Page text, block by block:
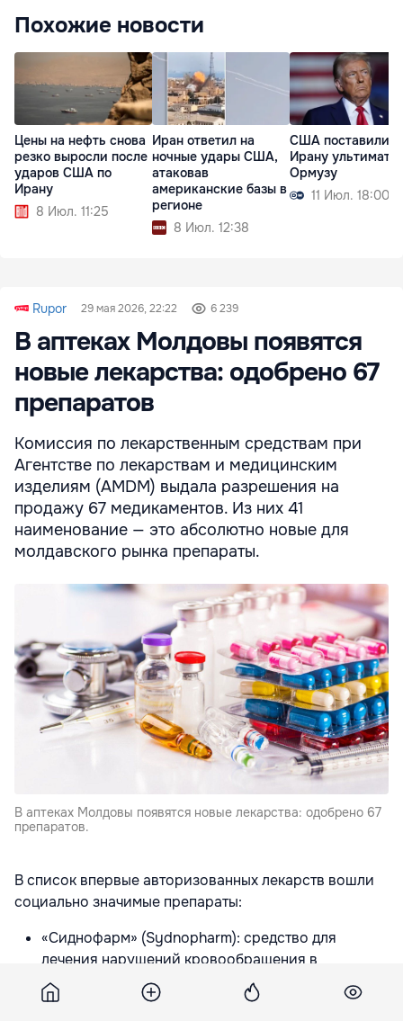
Похожие новости
Цены на нефть снова
резко выросли после
ударов США по
Ирану
8 Июл. 11:25
Иран ответил на
ночные удары США,
атаковав
американские базы в
регионе
8 Июл. 12:38
США поставили
Ирану
Ормузу
11 Июл. 18:00
Rupor 29 мая 2026, 22:22 6 239
В аптеках Молдовы появятся
новые лекарства: одобрено 67
препаратов
Комиссия по лекарственным средствам при
Агентстве по лекарствам и медицинским
изделиям (AMDM) выдала разрешения на
продажу 67 медикаментов. Из них 41
наименование — это абсолютно новые для
молдавского рынка препараты.
В аптеках Молдовы появятся новые лекарства: одобрено 67
препаратов.
В список впервые авторизованных лекарств вошли
социально значимые препараты:
«Сиднофарм» (Sydnopharm): средство для
лечения нарушений кровообращения в
коронарных артериях. Его будут применять для
профилактики и долгосрочного лечения